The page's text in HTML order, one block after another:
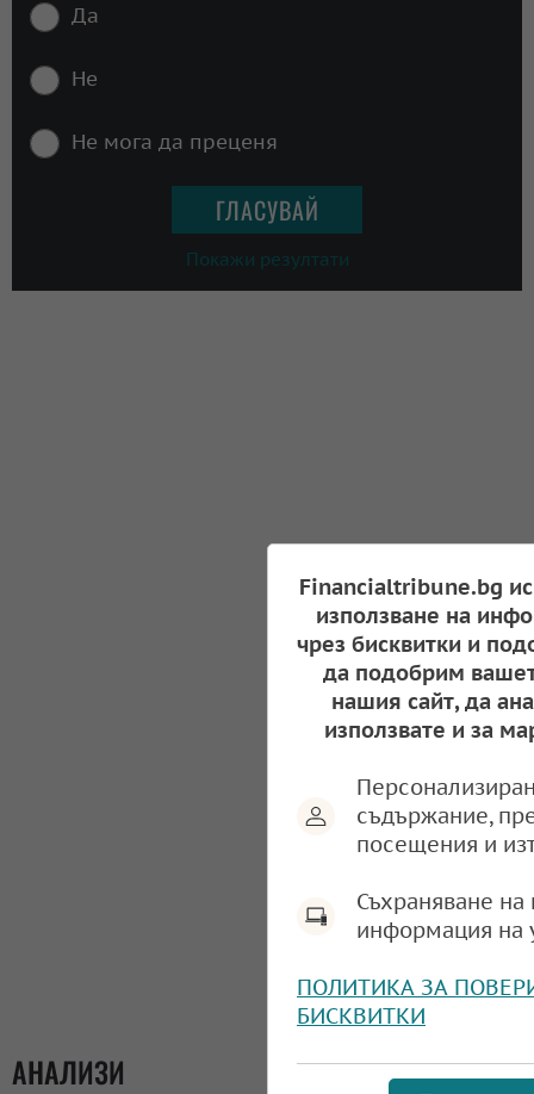
Да
Не
Не мога да преценя
Покажи резултати
АНАЛИЗИ
Financialtribune.bg
използване на
чрез бисквитки и
да подобрим
нашия сайт, да
използвате и за
съдържание,
посещения и
Съхраняване
информация на
ПОЛИТИКА ЗА
БИСКВИТКИ